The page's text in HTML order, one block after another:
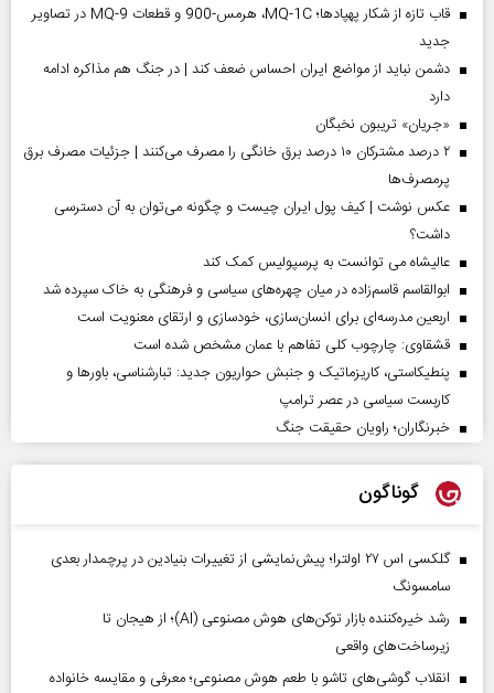
قاب تازه از شکار پهپادها؛ MQ-1C، هرمس-900 و قطعات MQ-9 در تصاویر
جدید
دشمن نباید از مواضع ایران احساس ضعف کند | در جنگ هم مذاکره ادامه
دارد
«جریان» تریبون نخبگان
۲ درصد مشترکان ۱۰ درصد برق خانگی را مصرف می‌کنند | جزئیات مصرف برق
پرمصرف‌ها
عکس نوشت | کیف پول ایران چیست و چگونه می‌توان به آن دسترسی
داشت؟
عالیشاه می توانست به پرسپولیس کمک کند
ابوالقاسم قاسم‌زاده در میان چهره‌های سیاسی و فرهنگی به خاک سپرده شد
اربعین مدرسه‌ای برای انسان‌سازی، خودسازی و ارتقای معنویت است
قشقاوی: چارچوب کلی تفاهم با عمان مشخص شده است
پنطیکاستی، کاریزماتیک و جنبش حواریون جدید: تبارشناسی، باور‌ها و
کاربست سیاسی در عصر ترامپ
خبرنگاران؛ راویان حقیقت جنگ
گوناگون
گلکسی اس ۲۷ اولترا؛ پیش‌نمایشی از تغییرات بنیادین در پرچمدار بعدی
سامسونگ
رشد خیره‌کننده بازار توکن‌های هوش مصنوعی (AI)؛ از هیجان تا
زیرساخت‌های واقعی
انقلاب گوشی‌های تاشو‌ با طعم هوش مصنوعی؛ معرفی و مقایسه خانواده